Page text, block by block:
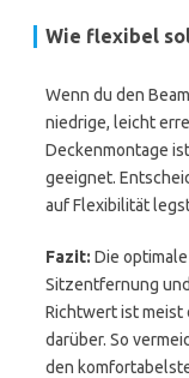
Wie flexibel
Wenn du den
niedrige, leicht
Deckenmontage
geeignet.
auf Flexibilität
Fazit: Die
Sitzentfernung
Richtwert ist meist
darüber. So
den